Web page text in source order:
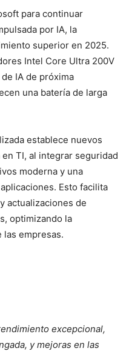
para continuar
por IA, la
superior en 2025.
Intel Core Ultra 200V
IA de próxima
una batería de larga
establece nuevos
TI, al integrar seguridad
moderna y una
Esto facilita
actualizaciones de
optimizando la
empresas.
excepcional,
y mejoras en las